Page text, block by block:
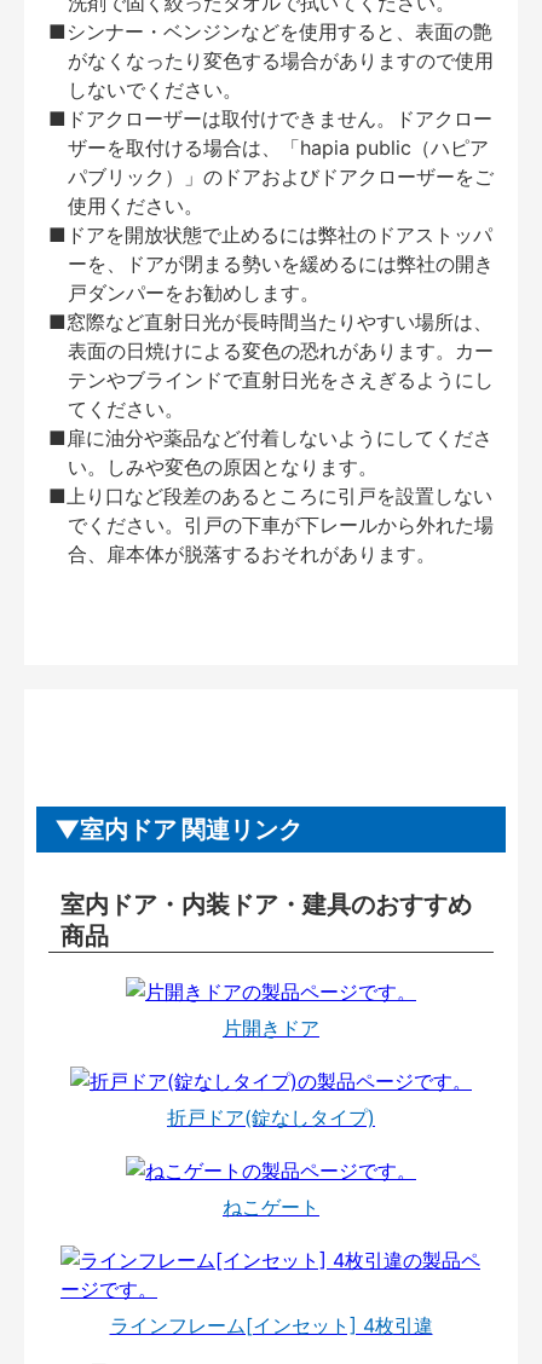
■シンナー・ベンジンなどを使用すると、表面の艶
がなくなったり変色する場合がありますので使用
しないでください。
■ドアクローザーは取付けできません。ドアクロー
ザーを取付ける場合は、「hapia public（ハピア
パブリック）」のドアおよびドアクローザーをご
使用ください。
■ドアを開放状態で止めるには弊社のドアストッパ
ーを、ドアが閉まる勢いを緩めるには弊社の開き
戸ダンパーをお勧めします。
■窓際など直射日光が長時間当たりやすい場所は、
表面の日焼けによる変色の恐れがあります。カー
テンやブラインドで直射日光をさえぎるようにし
てください。
■扉に油分や薬品など付着しないようにしてくださ
い。しみや変色の原因となります。
■上り口など段差のあるところに引戸を設置しない
でください。引戸の下車が下レールから外れた場
合、扉本体が脱落するおそれがあります。
室内ドア 関連リンク
室内ドア・内装ドア・建具のおすすめ
商品
片開きドア
折戸ドア(錠なしタイプ)
ねこゲート
ラインフレーム[インセット] 4枚引違